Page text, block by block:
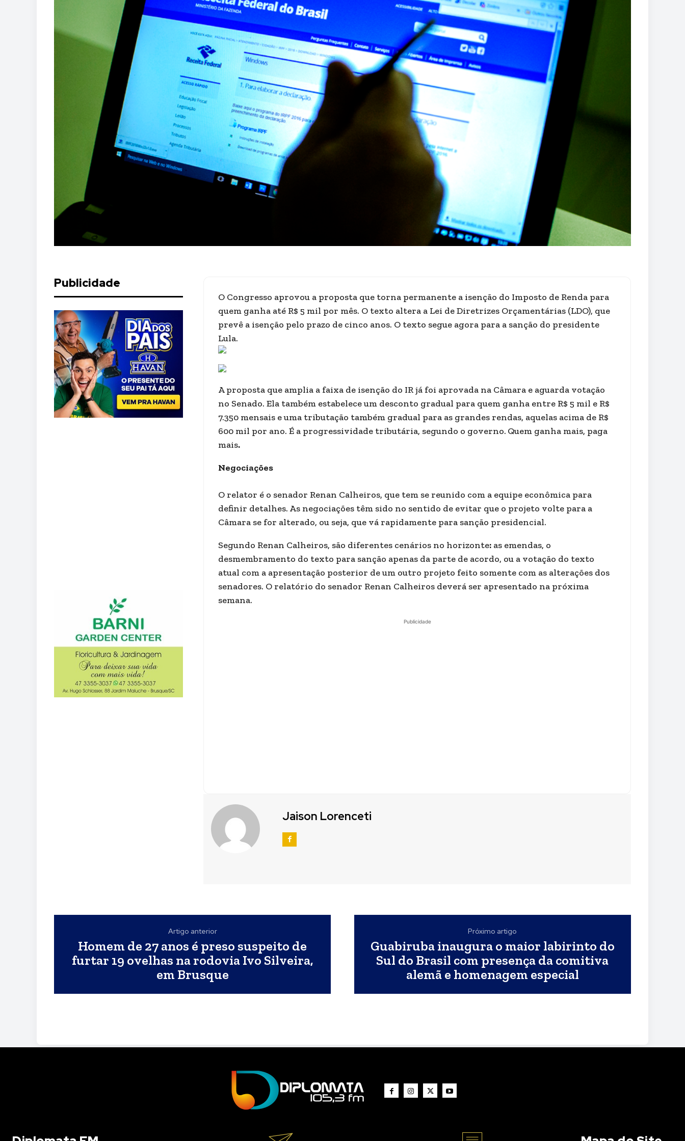
Publicidade
O Congresso aprovou a proposta que torna permanente a isenção do Imposto de Renda para
quem ganha até R$ 5 mil por mês. O texto altera a Lei de Diretrizes Orçamentárias (LDO), que
prevê a isenção pelo prazo de cinco anos. O texto segue agora para a sanção do presidente
Lula.
A proposta que amplia a faixa de isenção do IR já foi aprovada na Câmara e aguarda votação
no Senado. Ela também estabelece um desconto gradual para quem ganha entre R$ 5 mil e R$
7.350 mensais e uma tributação também gradual para as grandes rendas, aquelas acima de R$
600 mil por ano. É a progressividade tributária, segundo o governo. Quem ganha mais, paga
mais.
Negociações
O relator é o senador Renan Calheiros, que tem se reunido com a equipe econômica para
definir detalhes. As negociações têm sido no sentido de evitar que o projeto volte para a
Câmara se for alterado, ou seja, que vá rapidamente para sanção presidencial.
Segundo Renan Calheiros, são diferentes cenários no horizonte: as emendas, o
desmembramento do texto para sanção apenas da parte de acordo, ou a votação do texto
atual com a apresentação posterior de um outro projeto feito somente com as alterações dos
senadores. O relatório do senador Renan Calheiros deverá ser apresentado na próxima
semana.
Publicidade
Jaison Lorenceti
Artigo anterior
Homem de 27 anos é preso suspeito de
furtar 19 ovelhas na rodovia Ivo Silveira,
em Brusque
Próximo artigo
Guabiruba inaugura o maior labirinto do
Sul do Brasil com presença da comitiva
alemã e homenagem especial